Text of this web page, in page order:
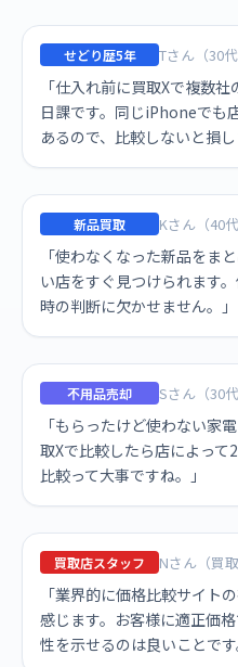
せどり歴5年 Tさん（30
「仕入れ前に買取Xで複数
日課です。同じiPhoneでも
あるので、比較しないと損し
新品買取 Kさん（40代
「使わなくなった新品をま
い店をすぐ見つけられます
時の判断に欠かせません。」
不用品売却 Sさん（30
「もらったけど使わない家
取Xで比較したら店によって
比較って大事ですね。」
買取店スタッフ Nさん（買
「業界的に価格比較サイト
感じます。お客様に適正価
性を示せるのは良いことです